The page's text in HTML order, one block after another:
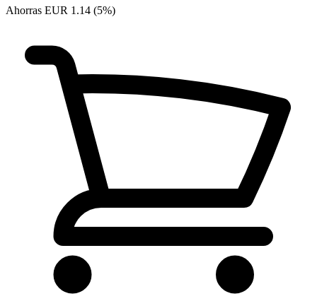
Ahorras EUR 1.14 (5%)